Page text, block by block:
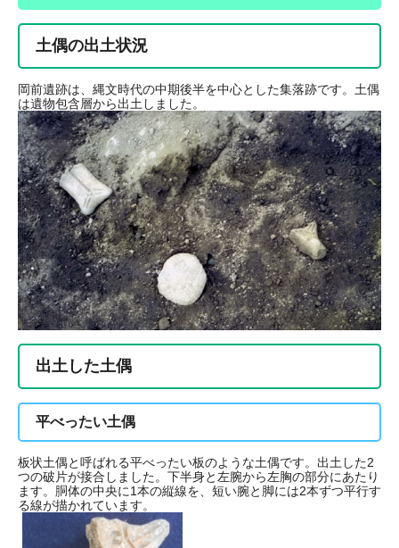
土偶の出土状況
岡前遺跡は、縄文時代の中期後半を中心とした集落跡です。土偶
は遺物包含層から出土しました。
出土した土偶
平べったい土偶
板状土偶と呼ばれる平べったい板のような土偶です。出土した2
つの破片が接合しました。下半身と左腕から左胸の部分にあたり
ます。胴体の中央に1本の縦線を、短い腕と脚には2本ずつ平行す
る線が描かれています。